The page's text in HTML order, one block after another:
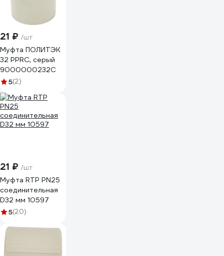
21 ₽ /шт
Муфта ПОЛИТЭК
32 PPRC, серый
9000000232С
5(2)
21 ₽ /шт
Муфта RTP PN25
соединительная
D32 мм 10597
5(20)